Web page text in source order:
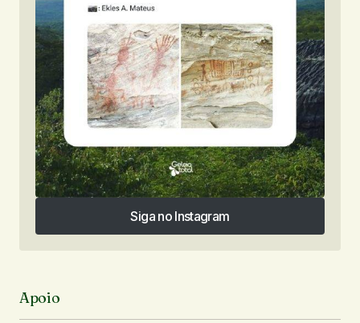
Siga no Instagram
Siga no Instagram
Apoio